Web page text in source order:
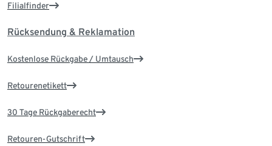
Filialfinder
Rücksendung & Reklamation
Kostenlose Rückgabe / Umtausch
Retourenetikett
30 Tage Rückgaberecht
Retouren-Gutschrift